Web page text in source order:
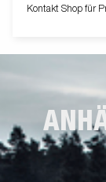
eine sichere
Kontakt Shop für